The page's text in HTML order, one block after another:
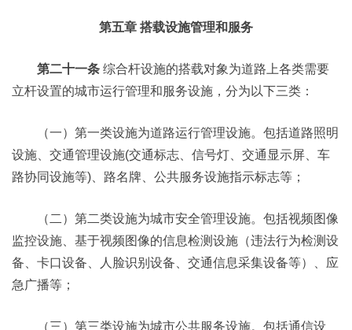
第五章 搭载设施管理和服务
第二十一条 综合杆设施的搭载对象为道路上各类需要
立杆设置的城市运行管理和服务设施，分为以下三类：
（一）第一类设施为道路运行管理设施。包括道路照明
设施、交通管理设施(交通标志、信号灯、交通显示屏、车
路协同设施等)、路名牌、公共服务设施指示标志等；
（二）第二类设施为城市安全管理设施。包括视频图像
监控设施、基于视频图像的信息检测设施（违法行为检测设
备、卡口设备、人脸识别设备、交通信息采集设备等）、应
急广播等；
（三）第三类设施为城市公共服务设施。包括通信设